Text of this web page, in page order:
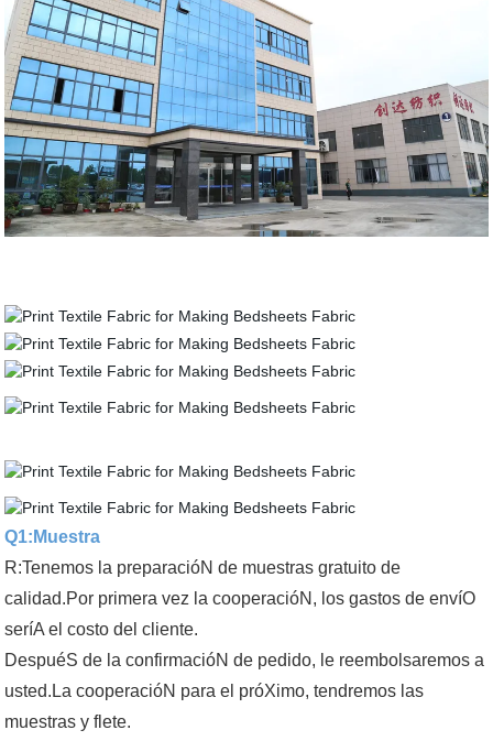
Q1:Muestra
R:Tenemos la preparacióN de muestras gratuito de
calidad.Por primera vez la cooperacióN, los gastos de envíO
seríA el costo del cliente.
DespuéS de la confirmacióN de pedido, le reembolsaremos a
usted.La cooperacióN para el próXimo, tendremos las
muestras y flete.